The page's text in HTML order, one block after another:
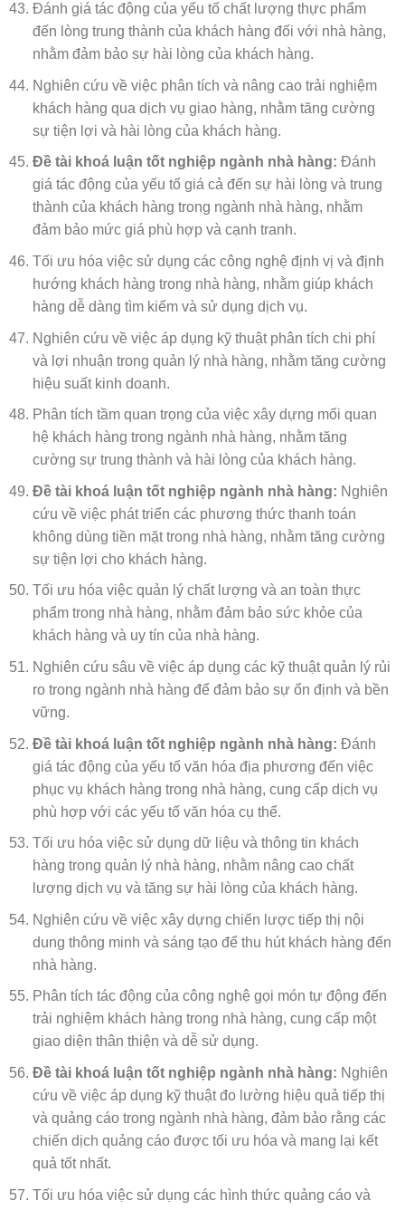
Đánh giá tác động của yếu tố chất lượng thực phẩm
đến lòng trung thành của khách hàng đối với nhà hàng,
nhằm đảm bảo sự hài lòng của khách hàng.
Nghiên cứu về việc phân tích và nâng cao trải nghiệm
khách hàng qua dịch vụ giao hàng, nhằm tăng cường
sự tiện lợi và hài lòng của khách hàng.
Đề tài khoá luận tốt nghiệp ngành nhà hàng: Đánh
giá tác động của yếu tố giá cả đến sự hài lòng và trung
thành của khách hàng trong ngành nhà hàng, nhằm
đảm bảo mức giá phù hợp và cạnh tranh.
Tối ưu hóa việc sử dụng các công nghệ định vị và định
hướng khách hàng trong nhà hàng, nhằm giúp khách
hàng dễ dàng tìm kiếm và sử dụng dịch vụ.
Nghiên cứu về việc áp dụng kỹ thuật phân tích chi phí
và lợi nhuận trong quản lý nhà hàng, nhằm tăng cường
hiệu suất kinh doanh.
Phân tích tầm quan trọng của việc xây dựng mối quan
hệ khách hàng trong ngành nhà hàng, nhằm tăng
cường sự trung thành và hài lòng của khách hàng.
Đề tài khoá luận tốt nghiệp ngành nhà hàng: Nghiên
cứu về việc phát triển các phương thức thanh toán
không dùng tiền mặt trong nhà hàng, nhằm tăng cường
sự tiện lợi cho khách hàng.
Tối ưu hóa việc quản lý chất lượng và an toàn thực
phẩm trong nhà hàng, nhằm đảm bảo sức khỏe của
khách hàng và uy tín của nhà hàng.
Nghiên cứu sâu về việc áp dụng các kỹ thuật quản lý rủi
ro trong ngành nhà hàng để đảm bảo sự ổn định và bền
vững.
Đề tài khoá luận tốt nghiệp ngành nhà hàng: Đánh
giá tác động của yếu tố văn hóa địa phương đến việc
phục vụ khách hàng trong nhà hàng, cung cấp dịch vụ
phù hợp với các yếu tố văn hóa cụ thể.
Tối ưu hóa việc sử dụng dữ liệu và thông tin khách
hàng trong quản lý nhà hàng, nhằm nâng cao chất
lượng dịch vụ và tăng sự hài lòng của khách hàng.
Nghiên cứu về việc xây dựng chiến lược tiếp thị nội
dung thông minh và sáng tạo để thu hút khách hàng đến
nhà hàng.
Phân tích tác động của công nghệ gọi món tự động đến
trải nghiệm khách hàng trong nhà hàng, cung cấp một
giao diện thân thiện và dễ sử dụng.
Đề tài khoá luận tốt nghiệp ngành nhà hàng: Nghiên
cứu về việc áp dụng kỹ thuật đo lường hiệu quả tiếp thị
và quảng cáo trong ngành nhà hàng, đảm bảo rằng các
chiến dịch quảng cáo được tối ưu hóa và mang lại kết
quả tốt nhất.
Tối ưu hóa việc sử dụng các hình thức quảng cáo và